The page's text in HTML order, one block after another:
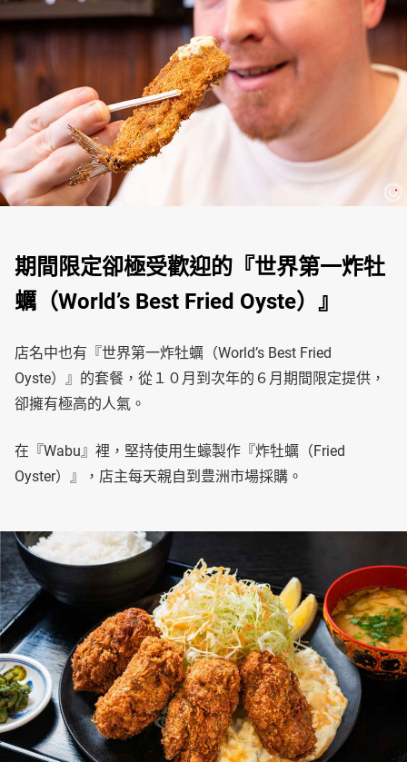
期間限定卻極受歡迎的『世界第一炸牡
蠣（World’s Best Fried Oyste）』
店名中也有『世界第一炸牡蠣（World’s Best Fried
Oyste）』的套餐，從１０月到次年的６月期間限定提供，
卻擁有極高的人氣。
在『Wabu』裡，堅持使用生蠔製作『炸牡蠣（Fried
Oyster）』，店主每天親自到豊洲市場採購。